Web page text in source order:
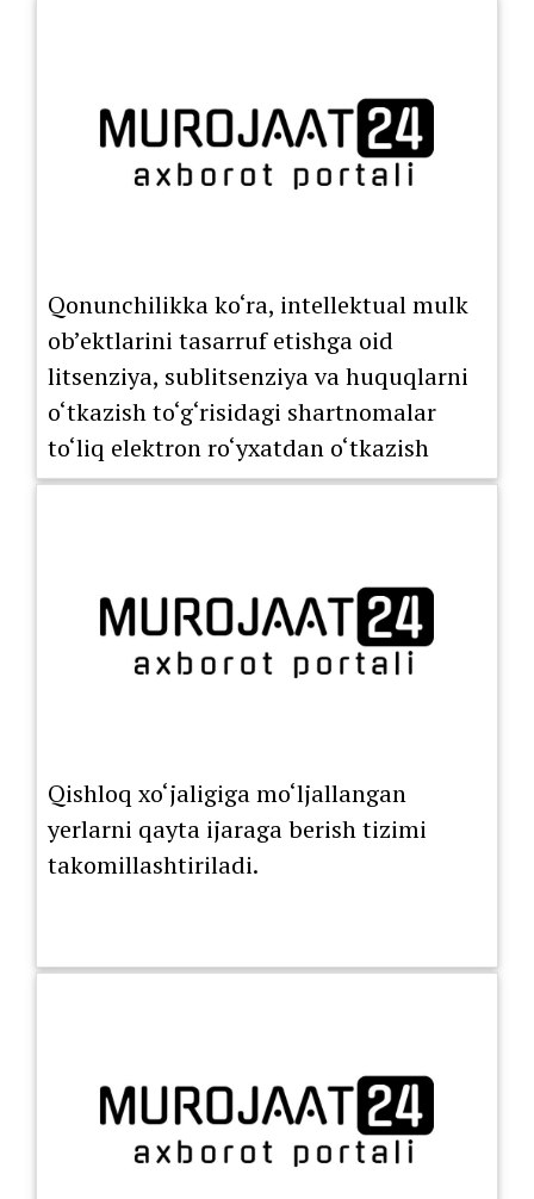
Qonunchilikka ko‘ra, intellektual mulk
ob’ektlarini tasarruf etishga oid
litsenziya, sublitsenziya va huquqlarni
o‘tkazish to‘g‘risidagi shartnomalar
to‘liq elektron ro‘yxatdan o‘tkazish
tartibiga o‘tkazildi.
Qishloq xo‘jaligiga mo‘ljallangan
yerlarni qayta ijaraga berish tizimi
takomillashtiriladi.